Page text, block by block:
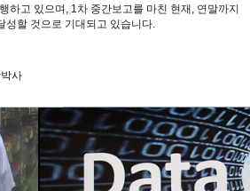
하고 있으며, 1차 중간보고를 마친 현재, 연말까지
성할 것으로 기대되고 있습니다.
사